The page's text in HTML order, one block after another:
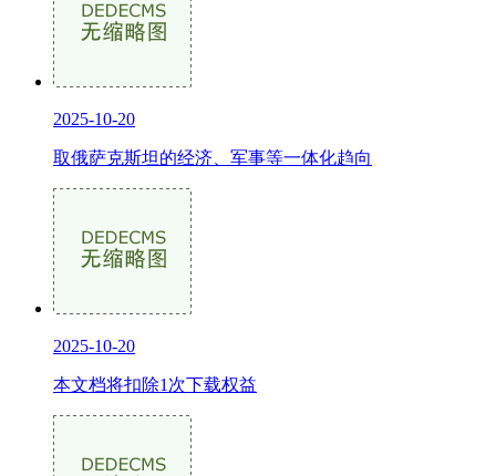
2025-10-20
取俄萨克斯坦的经济、军事等一体化趋向
2025-10-20
本文档将扣除1次下载权益